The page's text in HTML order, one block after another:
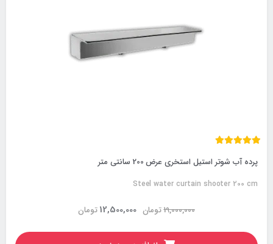
پرده آب شوتر استیل استخری عرض 200 سانتی متر
Steel water curtain shooter 200 cm
تومان19,000,000 تومان12,500,000